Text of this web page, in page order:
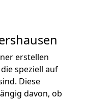
erstellen
speziell auf
Diese
davon, ob